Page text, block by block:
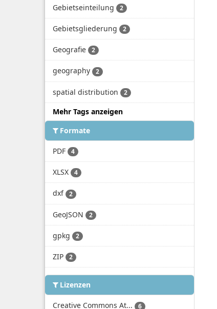
Gebietseinteilung 2
Gebietsgliederung 2
Geografie 2
geography 2
spatial distribution 2
Mehr Tags anzeigen
Formate
PDF 4
XLSX 4
dxf 2
GeoJSON 2
gpkg 2
ZIP 2
Lizenzen
Creative Commons At... 6